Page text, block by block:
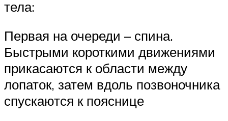
тела:
Первая на очереди – спина.
Быстрыми короткими движениями
прикасаются к области между
лопаток, затем вдоль позвоночника
спускаются к пояснице